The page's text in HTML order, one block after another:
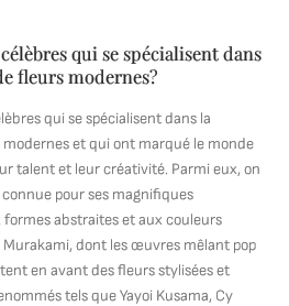
qui se spécialisent dans
fleurs modernes?
qui se spécialisent dans la
et qui ont marqué le monde
talent et leur créativité. Parmi eux, on
connue pour ses magnifiques
abstraites et aux couleurs
Murakami, dont les œuvres mêlant pop
en avant des fleurs stylisées et
tels que Yayoi Kusama, Cy